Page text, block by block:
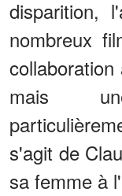
disparition,
nombreux
mais
s'agit de
sa femme à